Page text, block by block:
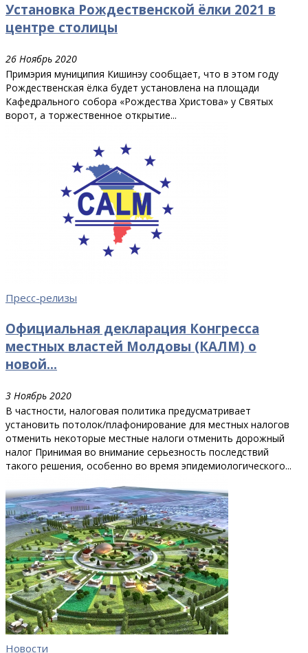
Установка Рождественской ёлки 2021 в
центре столицы
26 Ноябрь 2020
Примэрия муниципия Кишинэу сообщает, что в этом году
Рождественская ёлка будет установлена ​​на площади
Кафедрального собора «Рождества Христова» у Святых
ворот, а торжественное открытие...
Пресс-релизы
Официальная декларация Конгресса
местных властей Молдовы (КАЛМ) о
новой...
3 Ноябрь 2020
В частности, налоговая политика предусматривает
установить потолок/плафонирование для местных налогов
отменить некоторые местные налоги отменить дорожный
налог Принимая во внимание серьезность последствий
такого решения, особенно во время эпидемиологического...
Новости